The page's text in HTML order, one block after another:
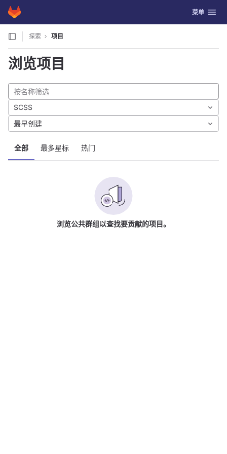
Skip to content
GitLab 切换导航
菜单
探索 项目
浏览项目
全部 最多星标 热门
SCSS
最早创建
浏览公共群组以查找要贡献的项目。